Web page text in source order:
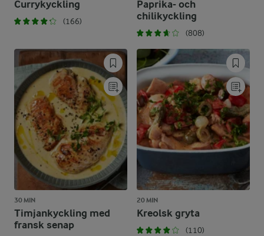
Currykyckling
(166)
Paprika- och
chilikyckling
(808)
30 MIN
Timjankyckling med
fransk senap
20 MIN
Kreolsk gryta
(110)